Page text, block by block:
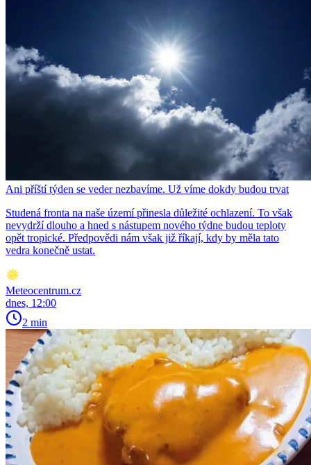
Ani příští týden se veder nezbavíme. Už víme dokdy budou trvat
Studená fronta na naše území přinesla důležité ochlazení. To však
nevydrží dlouho a hned s nástupem nového týdne budou teploty
opět tropické. Předpovědi nám však již říkají, kdy by měla tato
vedra konečně ustat.
Meteocentrum.cz
dnes, 12:00
2 min